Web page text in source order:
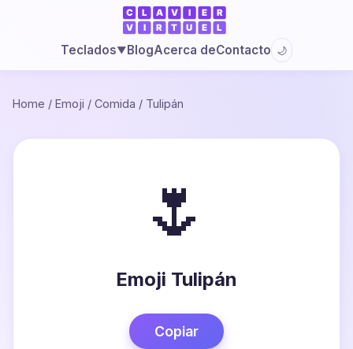
Teclados▼BlogAcerca deContacto 🌙
Home / Emoji / Comida / Tulipán
🌷
Emoji Tulipán
Copiar